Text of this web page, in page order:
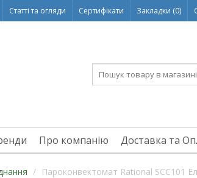
Статті та огляди Сертифікати Закладки (0)
Про компанію Доставка та
Пароконвектомат Rational SCC101